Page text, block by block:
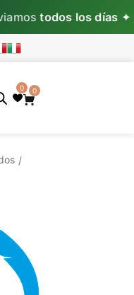
todos los días✦
0 0
/